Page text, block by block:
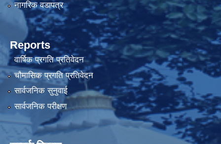
नागरिक वडापत्र
Reports
वार्षिक प्रगति प्रतिवेदन
चौमासिक प्रगति प्रतिवेदन
सार्वजनिक सुनुवाई
सार्वजनिक परीक्षण